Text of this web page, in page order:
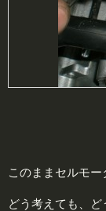
このままセルモ
どう考えても、